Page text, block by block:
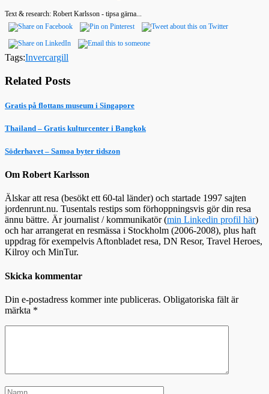
Text & research: Robert Karlsson - tipsa gärna...
Tags:Invercargill
Related Posts
Gratis på flottans museum i Singapore
Thailand – Gratis kulturcenter i Bangkok
Söderhavet – Samoa byter tidszon
Om Robert Karlsson
Älskar att resa (besökt ett 60-tal länder) och startade 1997 sajten
jordenrunt.nu. Tusentals restips som förhoppningsvis gör din resa
ännu bättre. Är journalist / kommunikatör (min Linkedin profil här)
och har arrangerat en resmässa i Stockholm (2006-2008), plus haft
uppdrag för exempelvis Aftonbladet resa, DN Resor, Travel Heroes,
Kilroy och MinTur.
Skicka kommentar
Din e-postadress kommer inte publiceras. Obligatoriska fält är
märkta *